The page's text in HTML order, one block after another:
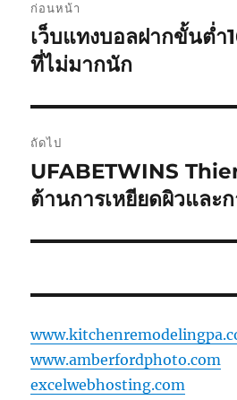
นำทาง
เรื่อง
ก่อนหน้า
เรื่อง
ก่อน
เว็บแทงบอลฝากขั้นต่ำ
ที่ไม่มากนัก
ถัดไป
เรื่อง
ต่อ
UFABETWINS
ต้านการเหยียดผิวและ
www.amberfordphoto.com
excelwebhosting.com